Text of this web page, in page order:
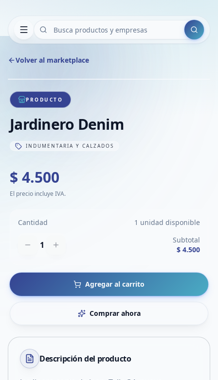
Buscar
Volver al marketplace
1/1
PRODUCTO
Jardinero Denim
INDUMENTARIA Y CALZADOS
$ 4.500
El precio incluye IVA.
Cantidad 1 unidad disponible
1
Subtotal
$ 4.500
Agregar al carrito
Comprar ahora
Descripción del producto